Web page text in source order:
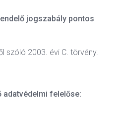
jogszabály pontos
szóló 2003. évi C. törvény.
adatvédelmi felelőse: